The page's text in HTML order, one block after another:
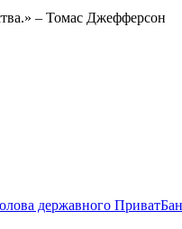
– Томас Джефферсон